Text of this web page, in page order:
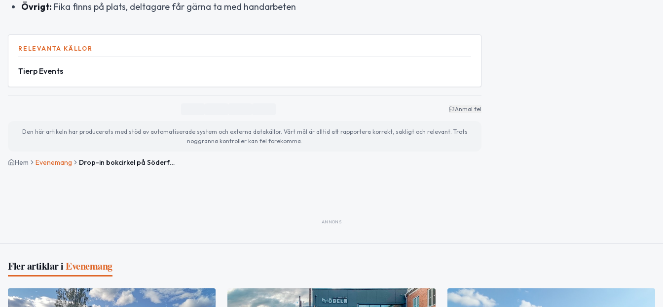
Övrigt: Fika finns på plats, deltagare får gärna ta med handarbeten
RELEVANTA KÄLLOR
Tierp Events
Anmäl fel
Den här artikeln har producerats med stöd av automatiserade system och externa datakällor. Vårt mål är alltid att rapportera korrekt, sakligt och relevant. Trots
noggranna kontroller kan fel förekomma.
Hem Evenemang Drop-in bokcirkel på Söderfors bibliotek
ANNONS
Fler artiklar iEvenemang